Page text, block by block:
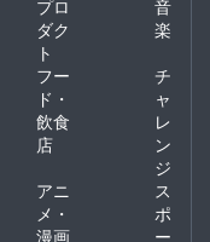
プロ
ダク
ト
音
楽
フー
ド・
飲食
店
チ
ャ
レ
ン
ジ
アニ
メ・
漫画
ス
ポ
ー